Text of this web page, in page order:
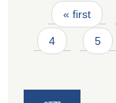
Pages
« first
4 5